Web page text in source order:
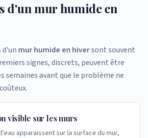
d'un mur humide en
d'un mur humide en hiversont souvent
signes, discrets, peuvent être
semaines avant que le problème ne
visible sur les murs
apparaissent sur la surface du mur,